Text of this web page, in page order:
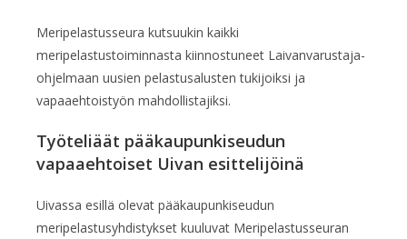
Meripelastusseura kutsuukin kaikki
meripelastustoiminnasta kiinnostuneet Laivanvarustaja-
ohjelmaan uusien pelastusalusten tukijoiksi ja
vapaaehtoistyön mahdollistajiksi.
Työteliäät pääkaupunkiseudun
vapaaehtoiset Uivan esittelijöinä
Uivassa esillä olevat pääkaupunkiseudun
meripelastusyhdistykset kuuluvat Meripelastusseuran